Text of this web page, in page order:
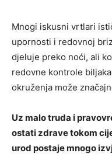
Mnogi iskusni vrtlari
upornosti i redovnoj
djeluje preko noći, ali
redovne kontrole
okruženja može
Uz malo truda i
ostati zdrave tokom
urod postaje mnogo